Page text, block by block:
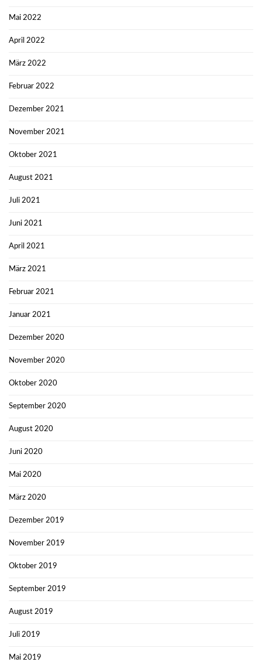
Mai 2022
April 2022
März 2022
Februar 2022
Dezember 2021
November 2021
Oktober 2021
August 2021
Juli 2021
Juni 2021
April 2021
März 2021
Februar 2021
Januar 2021
Dezember 2020
November 2020
Oktober 2020
September 2020
August 2020
Juni 2020
Mai 2020
März 2020
Dezember 2019
November 2019
Oktober 2019
September 2019
August 2019
Juli 2019
Mai 2019